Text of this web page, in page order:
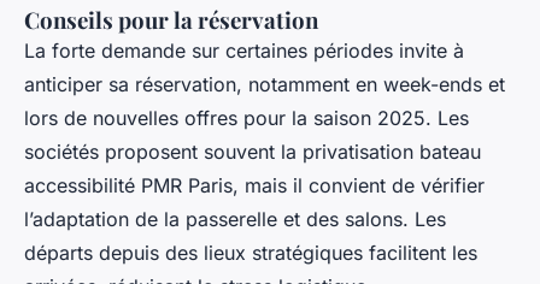
Conseils pour la réservation
La forte demande sur certaines périodes invite à
anticiper sa réservation, notamment en week-ends et
lors de nouvelles offres pour la saison 2025. Les
sociétés proposent souvent la privatisation bateau
accessibilité PMR Paris, mais il convient de vérifier
l’adaptation de la passerelle et des salons. Les
départs depuis des lieux stratégiques facilitent les